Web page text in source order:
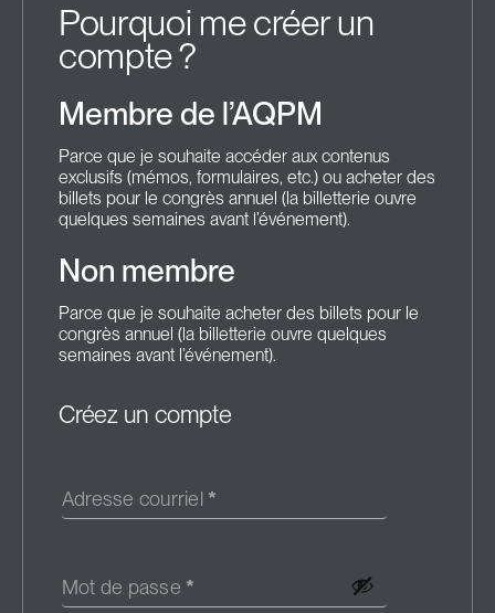
Pourquoi me créer un
compte ?
Membre de l’AQPM
Parce que je souhaite accéder aux contenus
exclusifs (mémos, formulaires, etc.) ou acheter des
billets pour le congrès annuel (la billetterie ouvre
quelques semaines avant l’événement).
Non membre
Parce que je souhaite acheter des billets pour le
congrès annuel (la billetterie ouvre quelques
semaines avant l’événement).
Créez un compte
Adresse courriel *
Mot de passe *